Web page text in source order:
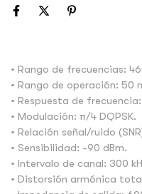
• Rango de frecuencias:
• Rango de operación: 50
• Respuesta de frecuencia:
• Modulación: π/4 DQPSK.
• Relación señal/ruido
• Sensibilidad: -90 dBm.
• Intervalo de canal: 300
• Distorsión armónica